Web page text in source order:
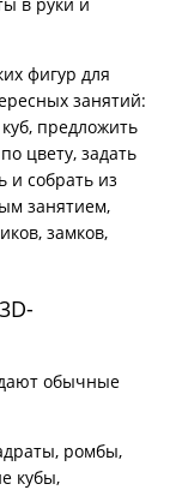
фигур для
занятий:
предложить
цвету, задать
и собрать из
занятием,
замков,
обычные
ромбы,
кубы,